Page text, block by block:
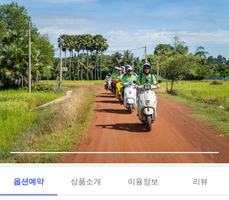
옵션예약 상품소개 이용정보 리뷰